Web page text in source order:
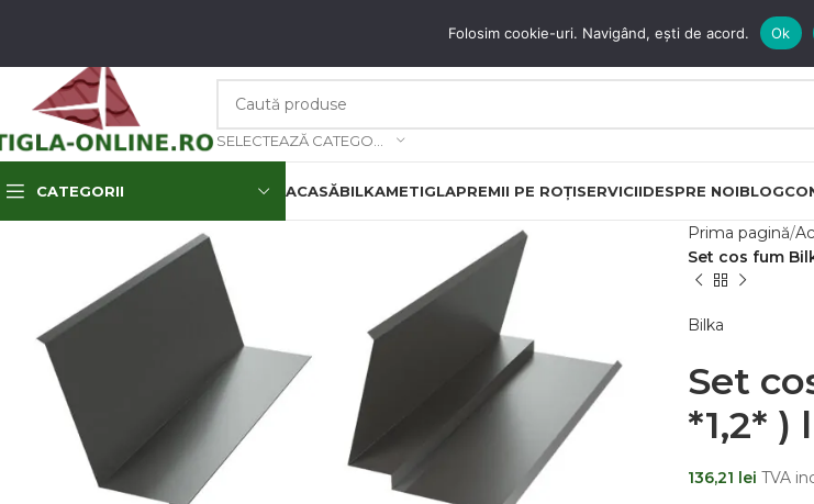
CATEGORII ACASĂBILKAMETIGLAPREMII PE ROȚISERVICIIDESPRE NOIBLOG
Prima pagină
Set cos fum
Bilka
Set
*1,2* )
136,21 lei TVA
Folosim cookie-uri. Navigând, ești de acord. Ok